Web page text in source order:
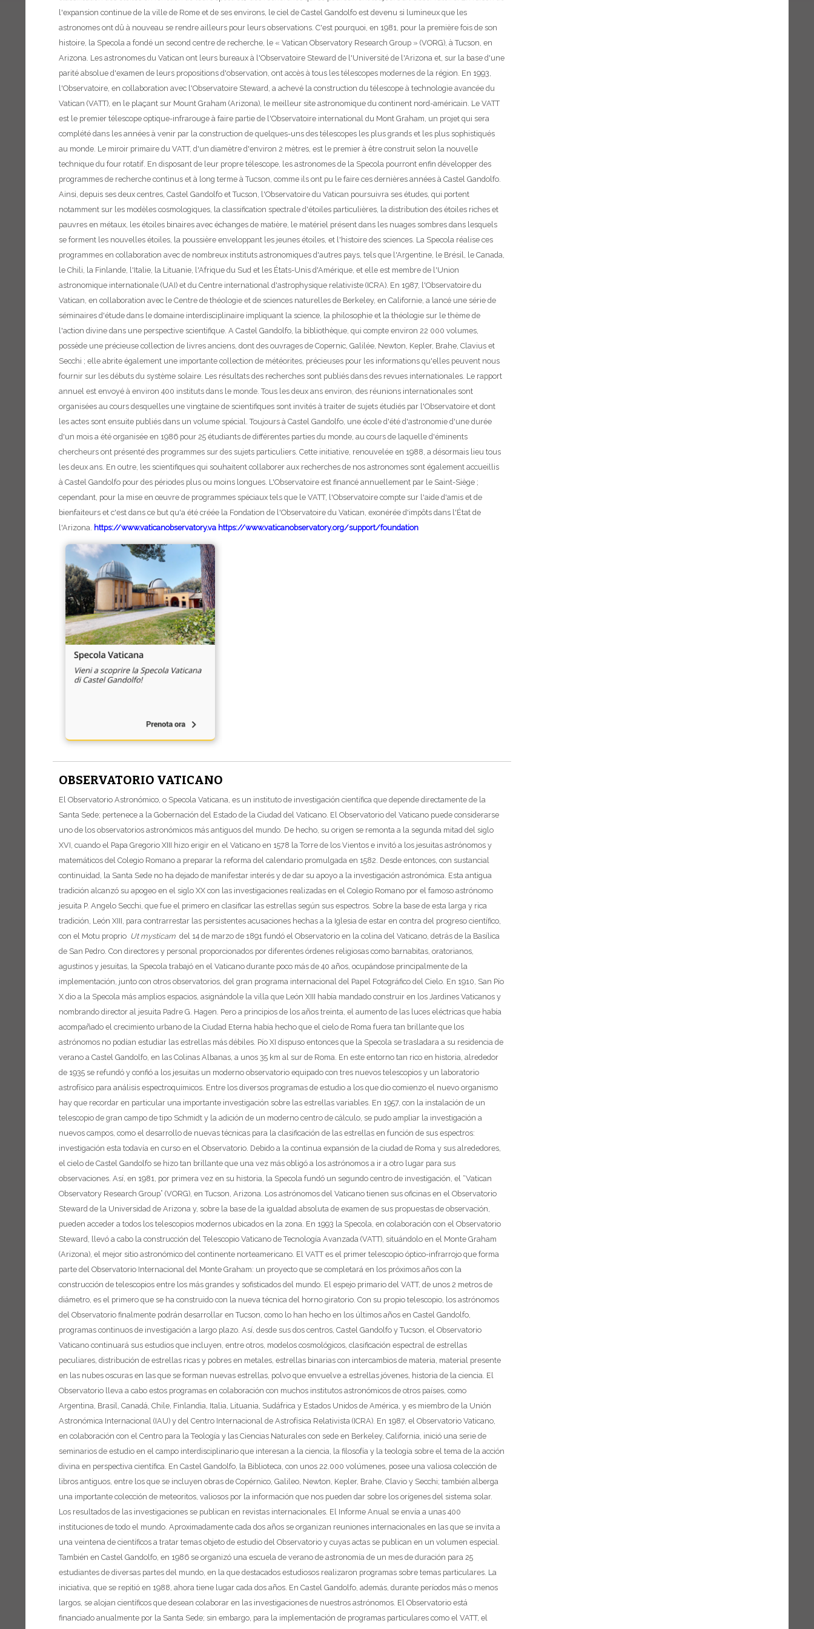
l'expansion continue de la ville de Rome et de ses environs, le ciel de Castel Gandolfo est devenu si lumineux que les
astronomes ont dû à nouveau se rendre ailleurs pour leurs observations. C'est pourquoi, en 1981, pour la première fois de son
histoire, la Specola a fondé un second centre de recherche, le « Vatican Observatory Research Group » (VORG), à Tucson, en
Arizona. Les astronomes du Vatican ont leurs bureaux à l'Observatoire Steward de l'Université de l'Arizona et, sur la base d'une
parité absolue d'examen de leurs propositions d'observation, ont accès à tous les télescopes modernes de la région. En 1993,
l'Observatoire, en collaboration avec l'Observatoire Steward, a achevé la construction du télescope à technologie avancée du
Vatican (VATT), en le plaçant sur Mount Graham (Arizona), le meilleur site astronomique du continent nord-américain. Le VATT
est le premier télescope optique-infrarouge à faire partie de l'Observatoire international du Mont Graham, un projet qui sera
complété dans les années à venir par la construction de quelques-uns des télescopes les plus grands et les plus sophistiqués
au monde. Le miroir primaire du VATT, d'un diamètre d'environ 2 mètres, est le premier à être construit selon la nouvelle
technique du four rotatif. En disposant de leur propre télescope, les astronomes de la Specola pourront enfin développer des
programmes de recherche continus et à long terme à Tucson, comme ils ont pu le faire ces dernières années à Castel Gandolfo.
Ainsi, depuis ses deux centres, Castel Gandolfo et Tucson, l'Observatoire du Vatican poursuivra ses études, qui portent
notamment sur les modèles cosmologiques, la classification spectrale d'étoiles particulières, la distribution des étoiles riches et
pauvres en métaux, les étoiles binaires avec échanges de matière, le matériel présent dans les nuages sombres dans lesquels
se forment les nouvelles étoiles, la poussière enveloppant les jeunes étoiles, et l'histoire des sciences. La Specola réalise ces
programmes en collaboration avec de nombreux instituts astronomiques d'autres pays, tels que l'Argentine, le Brésil, le Canada,
le Chili, la Finlande, l'Italie, la Lituanie, l'Afrique du Sud et les États-Unis d'Amérique, et elle est membre de l'Union
astronomique internationale (UAI) et du Centre international d'astrophysique relativiste (ICRA). En 1987, l'Observatoire du
Vatican, en collaboration avec le Centre de théologie et de sciences naturelles de Berkeley, en Californie, a lancé une série de
séminaires d'étude dans le domaine interdisciplinaire impliquant la science, la philosophie et la théologie sur le thème de
l'action divine dans une perspective scientifique. A Castel Gandolfo, la bibliothèque, qui compte environ 22 000 volumes,
possède une précieuse collection de livres anciens, dont des ouvrages de Copernic, Galilée, Newton, Kepler, Brahe, Clavius et
Secchi ; elle abrite également une importante collection de météorites, précieuses pour les informations qu'elles peuvent nous
fournir sur les débuts du système solaire. Les résultats des recherches sont publiés dans des revues internationales. Le rapport
annuel est envoyé à environ 400 instituts dans le monde. Tous les deux ans environ, des réunions internationales sont
organisées au cours desquelles une vingtaine de scientifiques sont invités à traiter de sujets étudiés par l'Observatoire et dont
les actes sont ensuite publiés dans un volume spécial. Toujours à Castel Gandolfo, une école d'été d'astronomie d'une durée
d'un mois a été organisée en 1986 pour 25 étudiants de différentes parties du monde, au cours de laquelle d'éminents
chercheurs ont présenté des programmes sur des sujets particuliers. Cette initiative, renouvelée en 1988, a désormais lieu tous
les deux ans. En outre, les scientifiques qui souhaitent collaborer aux recherches de nos astronomes sont également accueillis
à Castel Gandolfo pour des périodes plus ou moins longues. L'Observatoire est financé annuellement par le Saint-Siège ;
cependant, pour la mise en œuvre de programmes spéciaux tels que le VATT, l'Observatoire compte sur l'aide d'amis et de
bienfaiteurs et c'est dans ce but qu'a été créée la Fondation de l'Observatoire du Vatican, exonérée d'impôts dans l'État de
l'Arizona. https://www.vaticanobservatory.va https://www.vaticanobservatory.org/support/foundation
OBSERVATORIO VATICANO
El Observatorio Astronómico, o Specola Vaticana, es un instituto de investigación científica que depende directamente de la
Santa Sede; pertenece a la Gobernación del Estado de la Ciudad del Vaticano. El Observatorio del Vaticano puede considerarse
uno de los observatorios astronómicos más antiguos del mundo. De hecho, su origen se remonta a la segunda mitad del siglo
XVI, cuando el Papa Gregorio XIII hizo erigir en el Vaticano en 1578 la Torre de los Vientos e invitó a los jesuitas astrónomos y
matemáticos del Colegio Romano a preparar la reforma del calendario promulgada en 1582. Desde entonces, con sustancial
continuidad, la Santa Sede no ha dejado de manifestar interés y de dar su apoyo a la investigación astronómica. Esta antigua
tradición alcanzó su apogeo en el siglo XX con las investigaciones realizadas en el Colegio Romano por el famoso astrónomo
jesuita P. Angelo Secchi, que fue el primero en clasificar las estrellas según sus espectros. Sobre la base de esta larga y rica
tradición, León XIII, para contrarrestar las persistentes acusaciones hechas a la Iglesia de estar en contra del progreso científico,
con el Motu proprio Ut mysticam del 14 de marzo de 1891 fundó el Observatorio en la colina del Vaticano, detrás de la Basílica
de San Pedro. Con directores y personal proporcionados por diferentes órdenes religiosas como barnabitas, oratorianos,
agustinos y jesuitas, la Specola trabajó en el Vaticano durante poco más de 40 años, ocupándose principalmente de la
implementación, junto con otros observatorios, del gran programa internacional del Papel Fotográfico del Cielo. En 1910, San Pío
X dio a la Specola más amplios espacios, asignándole la villa que León XIII había mandado construir en los Jardines Vaticanos y
nombrando director al jesuita Padre G. Hagen. Pero a principios de los años treinta, el aumento de las luces eléctricas que había
acompañado el crecimiento urbano de la Ciudad Eterna había hecho que el cielo de Roma fuera tan brillante que los
astrónomos no podían estudiar las estrellas más débiles. Pío XI dispuso entonces que la Specola se trasladara a su residencia de
verano a Castel Gandolfo, en las Colinas Albanas, a unos 35 km al sur de Roma. En este entorno tan rico en historia, alrededor
de 1935 se refundó y confió a los jesuitas un moderno observatorio equipado con tres nuevos telescopios y un laboratorio
astrofísico para análisis espectroquímicos. Entre los diversos programas de estudio a los que dio comienzo el nuevo organismo
hay que recordar en particular una importante investigación sobre las estrellas variables. En 1957, con la instalación de un
telescopio de gran campo de tipo Schmidt y la adición de un moderno centro de cálculo, se pudo ampliar la investigación a
nuevos campos, como el desarrollo de nuevas técnicas para la clasificación de las estrellas en función de sus espectros:
investigación esta todavía en curso en el Observatorio. Debido a la continua expansión de la ciudad de Roma y sus alrededores,
el cielo de Castel Gandolfo se hizo tan brillante que una vez más obligó a los astrónomos a ir a otro lugar para sus
observaciones. Así, en 1981, por primera vez en su historia, la Specola fundó un segundo centro de investigación, el “Vatican
Observatory Research Group” (VORG), en Tucson, Arizona. Los astrónomos del Vaticano tienen sus oficinas en el Observatorio
Steward de la Universidad de Arizona y, sobre la base de la igualdad absoluta de examen de sus propuestas de observación,
pueden acceder a todos los telescopios modernos ubicados en la zona. En 1993 la Specola, en colaboración con el Observatorio
Steward, llevó a cabo la construcción del Telescopio Vaticano de Tecnología Avanzada (VATT), situándolo en el Monte Graham
(Arizona), el mejor sitio astronómico del continente norteamericano. El VATT es el primer telescopio óptico-infrarrojo que forma
parte del Observatorio Internacional del Monte Graham: un proyecto que se completará en los próximos años con la
construcción de telescopios entre los más grandes y sofisticados del mundo. El espejo primario del VATT, de unos 2 metros de
diámetro, es el primero que se ha construido con la nueva técnica del horno giratorio. Con su propio telescopio, los astrónomos
del Observatorio finalmente podrán desarrollar en Tucson, como lo han hecho en los últimos años en Castel Gandolfo,
programas continuos de investigación a largo plazo. Así, desde sus dos centros, Castel Gandolfo y Tucson, el Observatorio
Vaticano continuará sus estudios que incluyen, entre otros, modelos cosmológicos, clasificación espectral de estrellas
peculiares, distribución de estrellas ricas y pobres en metales, estrellas binarias con intercambios de materia, material presente
en las nubes oscuras en las que se forman nuevas estrellas, polvo que envuelve a estrellas jóvenes, historia de la ciencia. El
Observatorio lleva a cabo estos programas en colaboración con muchos institutos astronómicos de otros países, como
Argentina, Brasil, Canadá, Chile, Finlandia, Italia, Lituania, Sudáfrica y Estados Unidos de América, y es miembro de la Unión
Astronómica Internacional (IAU) y del Centro Internacional de Astrofísica Relativista (ICRA). En 1987, el Observatorio Vaticano,
en colaboración con el Centro para la Teología y las Ciencias Naturales con sede en Berkeley, California, inició una serie de
seminarios de estudio en el campo interdisciplinario que interesan a la ciencia, la filosofía y la teología sobre el tema de la acción
divina en perspectiva científica. En Castel Gandolfo, la Biblioteca, con unos 22.000 volúmenes, posee una valiosa colección de
libros antiguos, entre los que se incluyen obras de Copérnico, Galileo, Newton, Kepler, Brahe, Clavio y Secchi; también alberga
una importante colección de meteoritos, valiosos por la información que nos pueden dar sobre los orígenes del sistema solar.
Los resultados de las investigaciones se publican en revistas internacionales. El Informe Anual se envía a unas 400
instituciones de todo el mundo. Aproximadamente cada dos años se organizan reuniones internacionales en las que se invita a
una veintena de científicos a tratar temas objeto de estudio del Observatorio y cuyas actas se publican en un volumen especial.
También en Castel Gandolfo, en 1986 se organizó una escuela de verano de astronomía de un mes de duración para 25
estudiantes de diversas partes del mundo, en la que destacados estudiosos realizaron programas sobre temas particulares. La
iniciativa, que se repitió en 1988, ahora tiene lugar cada dos años. En Castel Gandolfo, además, durante períodos más o menos
largos, se alojan científicos que desean colaborar en las investigaciones de nuestros astrónomos. El Observatorio está
financiado anualmente por la Santa Sede; sin embargo, para la implementación de programas particulares como el VATT, el